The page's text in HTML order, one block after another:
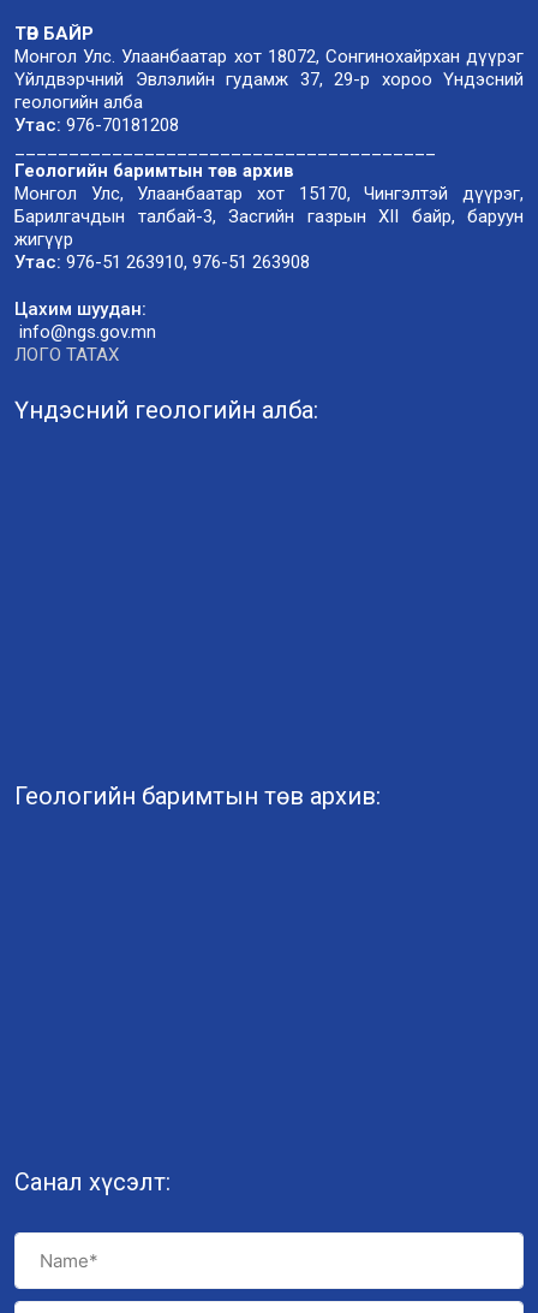
ТӨВ БАЙР
Монгол Улс. Улаанбаатар хот 18072, Сонгинохайрхан дүүрэг
Үйлдвэрчний Эвлэлийн гудамж 37, 29-р хороо Үндэсний
геологийн алба
Утас: 976-70181208
Геологийн баримтын төв архив
Монгол Улс, Улаанбаатар хот 15170, Чингэлтэй дүүрэг,
Барилгачдын талбай-3, Засгийн газрын XII байр, баруун
жигүүр
Утас: 976-51 263910, 976-51 263908
Цахим шуудан:
info@ngs.gov.mn
ЛОГО ТАТАХ
Үндэсний геологийн алба:
Геологийн баримтын төв архив:
Санал хүсэлт: